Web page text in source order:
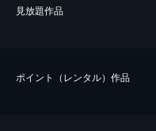
⾒放題作品
ポイント（レンタル）作品